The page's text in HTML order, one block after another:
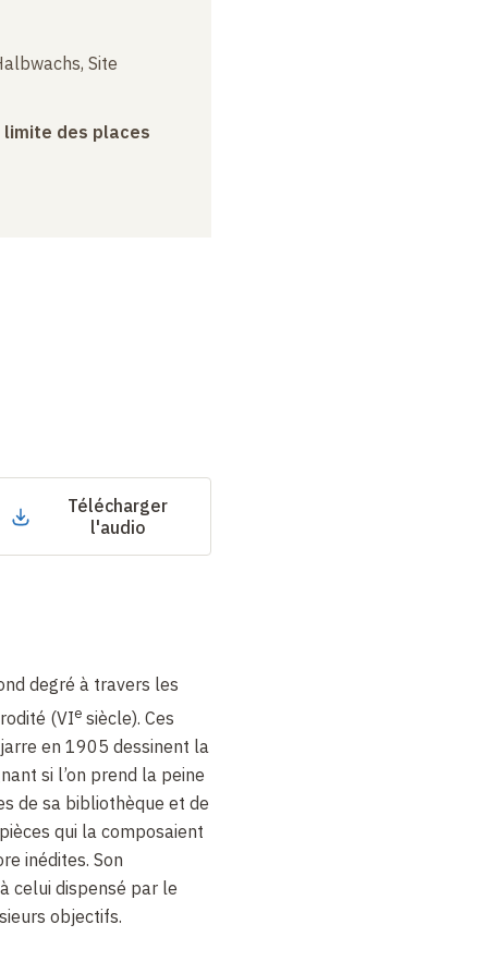
Site
limite des places
Télécharger
l'audio
degré à travers les
(VIe siècle). Ces
en 1905 dessinent la
si l’on prend la peine
de sa bibliothèque et de
qui la composaient
inédites. Son
celui dispensé par le
objectifs.